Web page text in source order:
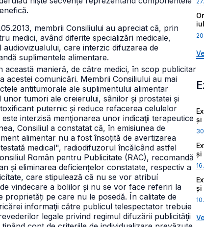
membrii Consiliului au apreciat că, prin
medici, având diferite specializări medicale,
care interzic difuzarea de
suplimentele alimentare.
manieră, de către medici, în scop publicitar
acestei comunicări. Membrii Consiliului au mai
antitumorale ale suplimentului alimentar
tumori ale creierului, sânilor și prostatei și
puternic și reduce refacerea celulelor
interzisă menţionarea unor indicaţii terapeutice
Consiliul a constatat că, în emisiunea de
alimentar nu a fost însoțită de avertizarea
medical", radiodifuzorul încălcând astfel
Român pentru Publicitate (RAC), recomandă
și eliminarea deficiențelor constatate, respectiv a
care stipulează că nu se vor atribuí
vindecare a bolilor și nu se vor face referiri la
proprietăți pe care nu le posedă. În calitate de
informaţii către publicul telespectator trebuie
legale privind regimul difuzării publicităţii
și
și
și